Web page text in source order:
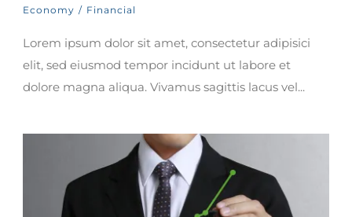
Economy / Financial
Lorem ipsum dolor sit amet, consectetur adipisici
elit, sed eiusmod tempor incidunt ut labore et
dolore magna aliqua. Vivamus sagittis lacus vel...